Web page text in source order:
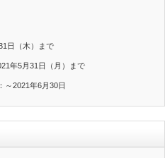
日（木）まで
年5月31日（月）まで
～2021年6月30日